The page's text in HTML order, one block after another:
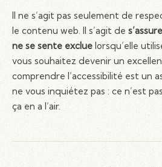
Il ne s’agit pas seulement de
le contenu web. Il s’agit de
ne se sente exclue lorsqu’elle
vous souhaitez devenir un
comprendre l’accessibilité est un
ne vous inquiétez pas : ce n’est
ça en a l’air.